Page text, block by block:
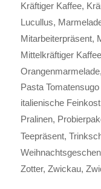
Kräftiger Kaffee
Lucullus
Mitarbeiterpräsent
Mittelkräftiger Kaffee
Orangenmarmelade
Pasta
italienische Feinkost
Pralinen
Teepräsent
Zotter Zwickau